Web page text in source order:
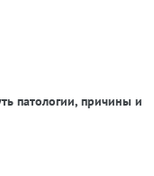
патологии, причины и